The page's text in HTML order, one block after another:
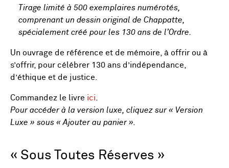
Tirage limité à 500 exemplaires numérotés,
comprenant un dessin original de Chappatte,
spécialement créé pour les 130 ans de l’Ordre.
Un ouvrage de référence et de mémoire, à offrir ou à
s’offrir, pour célébrer 130 ans d’indépendance,
d’éthique et de justice.
Commandez le livre ici
Pour accéder à la version luxe, cliquez sur « Version
Luxe » sous « Ajouter au panier ».
« Sous Toutes Réserves »